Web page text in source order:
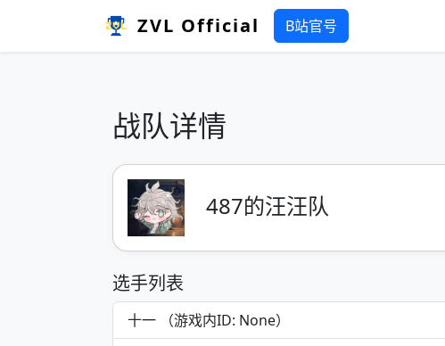
ZVL Official B站官号
战队详情
487的汪汪队
选手列表
十一 （游戏内ID: None）